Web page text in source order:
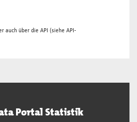
auch über die API (siehe API-
Portal Statistik